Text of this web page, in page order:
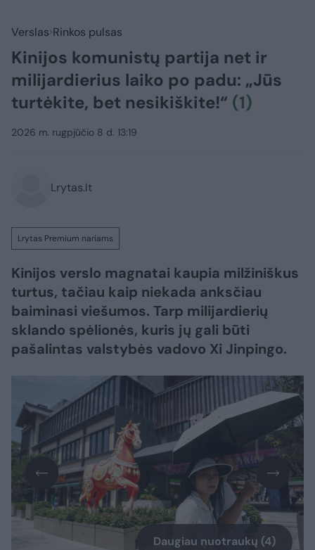
Verslas Rinkos pulsas
Kinijos komunistų partija net ir
milijardierius laiko po padu: „Jūs
turtėkite, bet nesikiškite!“ (1)
2026 m. rugpjūčio 8 d. 13:19
Lrytas.lt
Lrytas Premium nariams
Kinijos verslo magnatai kaupia milžiniškus
turtus, tačiau kaip niekada anksčiau
baiminasi viešumos. Tarp milijardierių
sklando spėlionės, kuris jų gali būti
pašalintas valstybės vadovo Xi Jinpingo.
Daugiau nuotraukų (4)